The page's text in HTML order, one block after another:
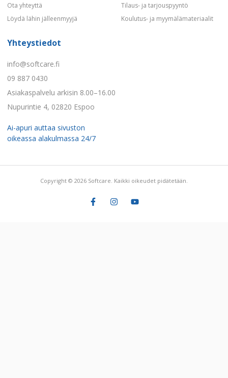
Ota yhteyttä
Löydä lähin jälleenmyyjä
Tilaus- ja tarjouspyyntö
Koulutus- ja myymälämateriaalit
Yhteystiedot
info@softcare.fi
09 887 0430
Asiakaspalvelu arkisin 8.00–16.00
Nupurintie 4, 02820 Espoo
Ai-apuri auttaa sivuston
oikeassa alakulmassa 24/7
Copyright © 2026 Softcare. Kaikki oikeudet pidätetään.